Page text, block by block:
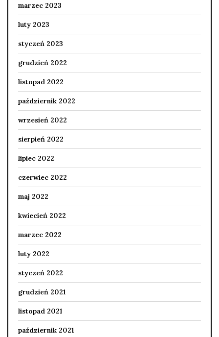
marzec 2023
luty 2023
styczeń 2023
grudzień 2022
listopad 2022
październik 2022
wrzesień 2022
sierpień 2022
lipiec 2022
czerwiec 2022
maj 2022
kwiecień 2022
marzec 2022
luty 2022
styczeń 2022
grudzień 2021
listopad 2021
październik 2021